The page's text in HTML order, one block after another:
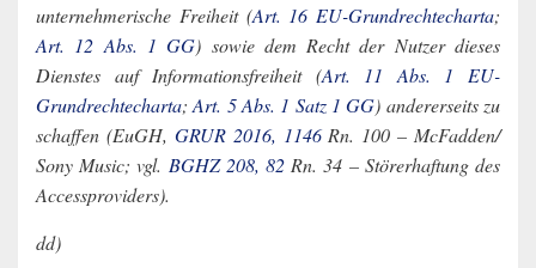
unternehmerische Freiheit (Art. 16 EU-Grundrechtecharta;
Art. 12 Abs. 1 GG) sowie dem Recht der Nutzer dieses
Dienstes auf Informationsfreiheit (Art. 11 Abs. 1 EU-
Grundrechtecharta;Art. 5 Abs. 1 Satz 1 GG) andererseits zu
schaffen (EuGH, GRUR 2016, 1146Rn. 100 – McFadden/
Sony Music; vgl. BGHZ 208, 82 Rn. 34 – Störerhaftung des
Accessproviders).
dd)